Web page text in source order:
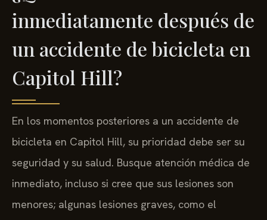
inmediatamente después de
un accidente de bicicleta en
Capitol Hill?
En los momentos posteriores a un accidente de
bicicleta en Capitol Hill, su prioridad debe ser su
seguridad y su salud. Busque atención médica de
inmediato, incluso si cree que sus lesiones son
menores; algunas lesiones graves, como el